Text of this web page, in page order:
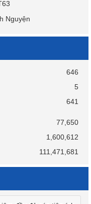
646
5
641
77,650
1,600,612
111,471,681